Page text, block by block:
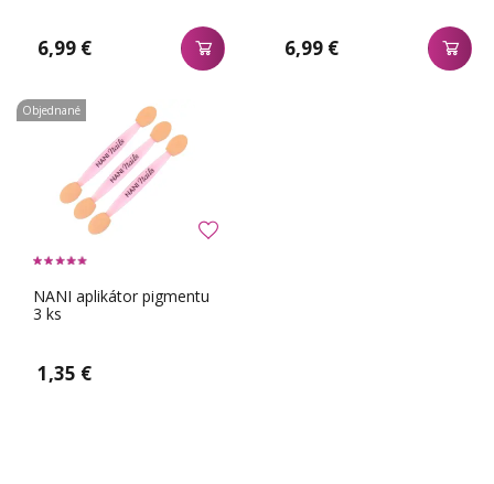
6,99 € 6,99 €
NANI aplikátor pigmentu
3 ks
1,35 €
Objednané